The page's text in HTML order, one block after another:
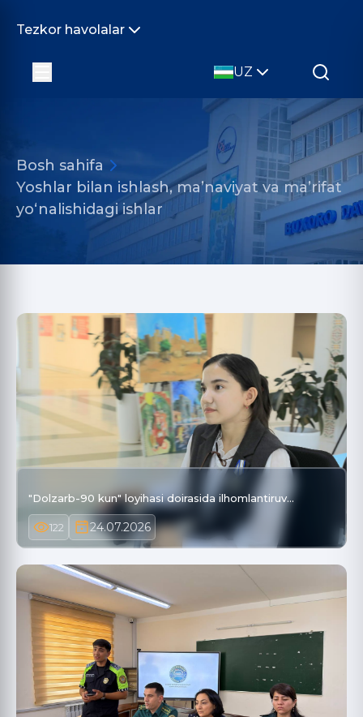
Tezkor havolalar
UZ
Bosh sahifa
Yoshlar bilan ishlash, ma’naviyat va ma’rifat
yo‘nalishidagi ishlar
"Dolzarb-90 kun" loyihasi doirasida ilhomlantiruv…
122 24.07.2026